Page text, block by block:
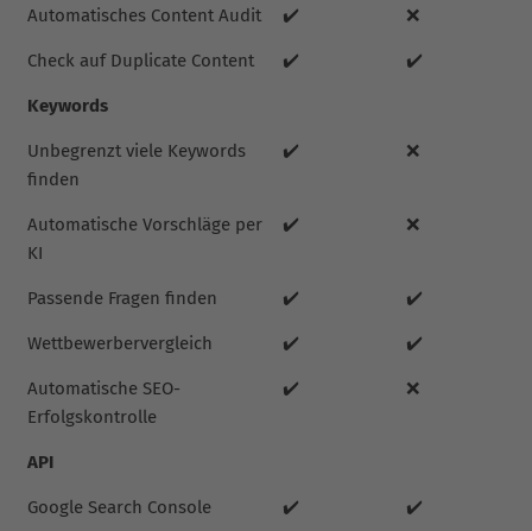
Automatisches Content Audit ✔️ ❌
Check auf Duplicate Content ✔️ ✔️
Keywords
Unbegrenzt viele Keywords
finden
✔️ ❌
Automatische Vorschläge per
KI
✔️ ❌
Passende Fragen finden ✔️ ✔️
Wettbewerbervergleich ✔️ ✔️
Automatische SEO-
Erfolgskontrolle
✔️ ❌
API
Google Search Console ✔️ ✔️